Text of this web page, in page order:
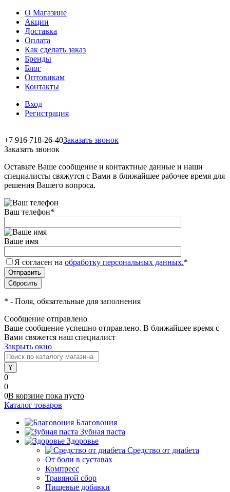
О Магазине
Акции
Доставка
Оплата
Как сделать заказ
Бренды
Блог
Оптовикам
Контакты
Вход
Регистрация
+7 916 718-26-40Заказать звонок
Заказать звонок
Оставьте Ваше сообщение и контактные данные и наши
специалисты свяжутся с Вами в ближайшее рабочее время для
решения Вашего вопроса.
Ваш телефон*
Ваше имя
Я согласен на обработку персональных данных.*
* - Поля, обязательные для заполнения
Сообщение отправлено
Ваше сообщение успешно отправлено. В ближайшее время с
Вами свяжется наш специалист
Закрыть окно
0
0
0В корзине пока пусто
Каталог товаров
Благовония
Зубная паста
Здоровье
Средство от диабета
От боли в суставах
Компресс
Травяной сбор
Пищевые добавки